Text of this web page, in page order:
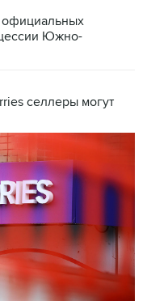
официальных
Южно-
селлеры могут